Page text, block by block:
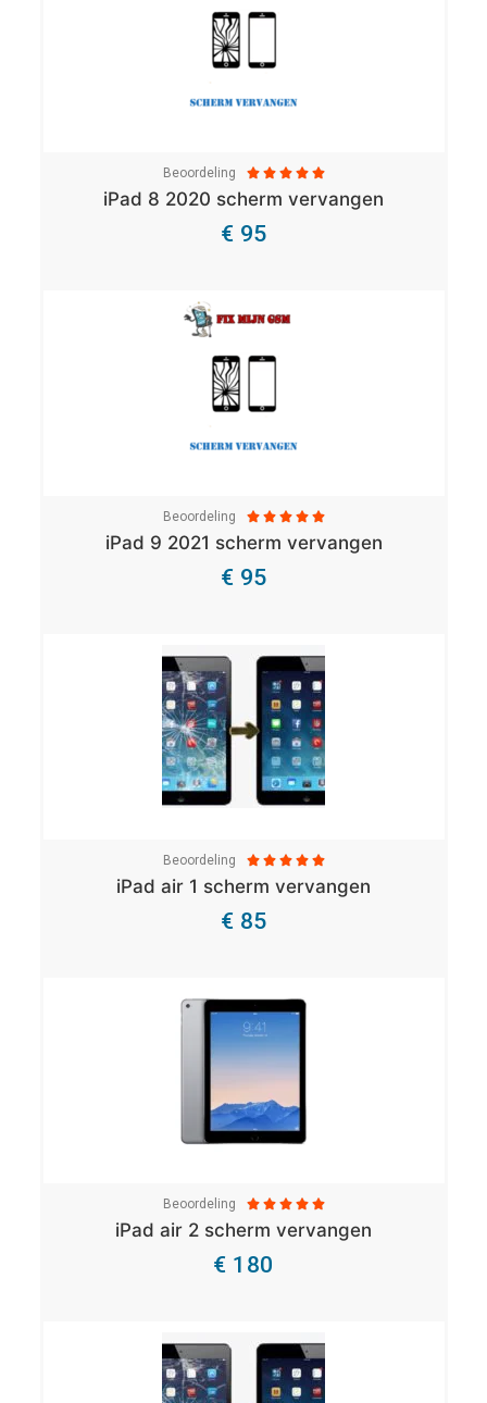
Beoordeling     
iPad 8 2020 scherm vervangen
€ 95
Bekijk Details
Beoordeling     
iPad 9 2021 scherm vervangen
€ 95
Bekijk Details
Beoordeling     
iPad air 1 scherm vervangen
€ 85
Bekijk Details
Beoordeling     
iPad air 2 scherm vervangen
€ 180
Bekijk Details